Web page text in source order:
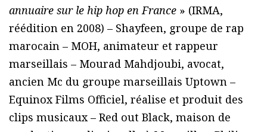
annuaire sur le hip hop en France » (IRMA,
réédition en 2008) – Shayfeen, groupe de rap
marocain – MOH, animateur et rappeur
marseillais – Mourad Mahdjoubi, avocat,
ancien Mc du groupe marseillais Uptown –
Equinox Films Officiel, réalise et produit des
clips musicaux – Red out Black, maison de